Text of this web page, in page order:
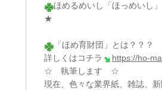
ほめるめいし「ほっめいし
★
「ほめ育財団」とは？？？
詳しくはコチラ
https://ho-
☆ 執筆します ☆
現在、色々な業界紙、雑誌、